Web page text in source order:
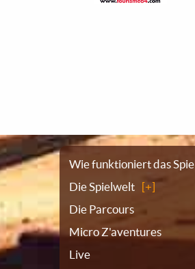
Sitemap
Wie funktioniert das
Die Spielwelt
Die Parcours
Micro Z'aventures
Live